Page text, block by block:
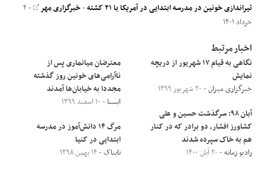
تیراندازی خونین در مدرسه ابتدایی در آمریکا با ۲۱ کشته -خبرگزاری مهر
- ۴
خرداد ۱۴۰۱
اخبار مرتبط
نگاهی به قیام ۱۷ شهریور از دریچه‌
نمایش
خبرگزاری میزان- ۲۰ شهریور ۱۳۹۹
آبان ۹۸: سرگذشت حسین و علی
کشاورز افشار، دو برادر که در کنار
هم به خاک سپرده شدند
رادیو زمانه- ۲۰ آبان ۱۴۰۰
معترضان میانماری پس از
ناآرامی‌های خونین روز گذشته
مجددا به خیابان‌ها آمدند
ایسنا - ۱۰ اسفند ۱۳۹۹
مرگ ۱۴ دانش‌آموز در مدرسه
ابتدایی در کنیا
تابناک- ۱۴ بهمن ۱۳۹۸